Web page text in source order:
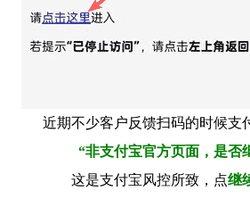
近期不少客户反馈扫码的时候支
“非支付宝官方页面，是否
这是支付宝风控所致，点继